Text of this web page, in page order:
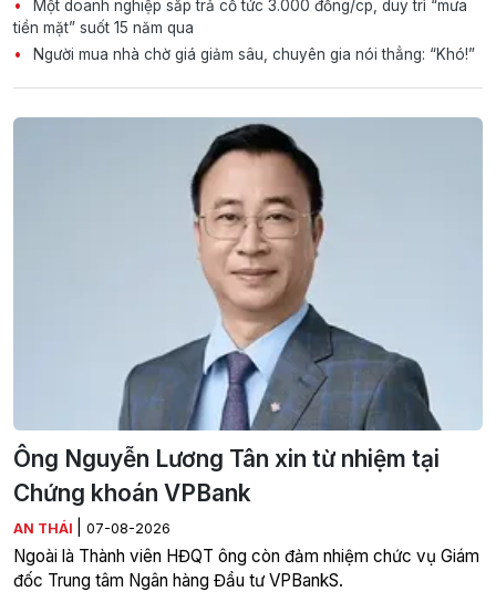
Một doanh nghiệp sắp trả cổ tức 3.000 đồng/cp, duy trì “mưa
tiền mặt” suốt 15 năm qua
Người mua nhà chờ giá giảm sâu, chuyên gia nói thẳng: “Khó!”
Ông Nguyễn Lương Tân xin từ nhiệm tại
Chứng khoán VPBank
AN THÁI 07-08-2026
Ngoài là Thành viên HĐQT ông còn đảm nhiệm chức vụ Giám
đốc Trung tâm Ngân hàng Đầu tư VPBankS.